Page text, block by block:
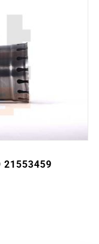
21553459